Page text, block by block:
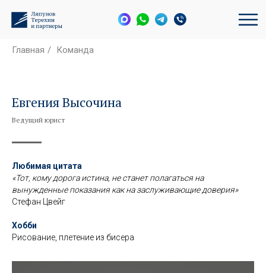
Главная / Команда
Евгения Высочина
Ведущий юрист
Любимая цитата
«Тот, кому дорога истина, не станет полагаться на
вынужденные показания как на заслуживающие доверия»
Стефан Цвейг
Хобби
Рисование, плетение из бисера